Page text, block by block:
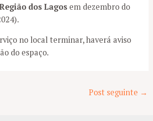
dos Lagos em dezembro do
no local terminar, haverá aviso
do espaço.
Post seguinte →